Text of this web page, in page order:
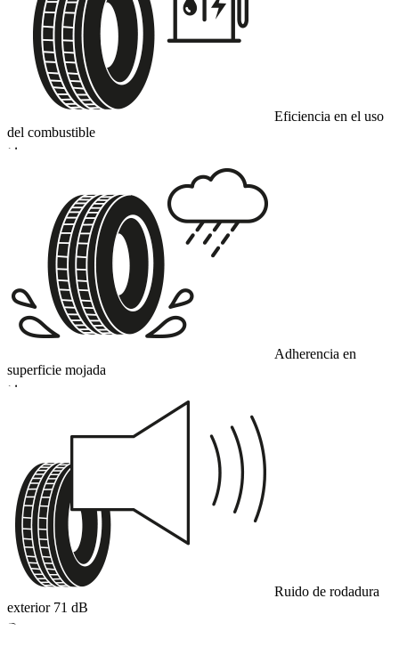
Eficiencia en el uso
del combustible
D
Adherencia en
superficie mojada
D
Ruido de rodadura
exterior 71 dB
B